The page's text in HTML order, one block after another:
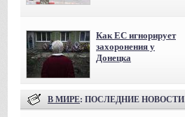
Как ЕС игнорирует
захоронения у
Донецка
В МИРЕ: ПОСЛЕДНИЕ НОВОСТИ